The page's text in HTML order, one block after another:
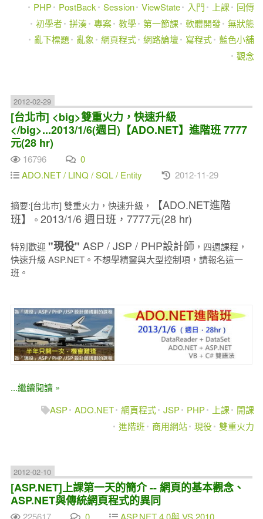
PHP
PostBack Session ViewState 入門 上課
回傳
初學者 拼湊 專案 教學 第一節課 軟體開發 無狀態
亂下標題
亂象 網頁程式 網路論壇 寫程式 藍色小舖
觀念
2012-02-29
[台北市] <big>雙重火力，快速升級
</big>...2013/1/6(週日)【ADO.NET】進階班 7777
元(28 hr)
16796
0
ADO.NET / LINQ / SQL / Entity
2012-11-29
摘要:[台北市] 雙重火力，快速升級，
【ADO.NET進階
班】
。 2013/1/6 週日班，7777元(28 hr)
特別歡迎 "現役" ASP / JSP / PHP設計師，四週課程，
快速升級 ASP.NET。不想學精靈與大型控制項，請報名這一
班。
...繼續閱讀 »
ASP ADO.NET 網頁程式 JSP PHP 上課
開課
進階班
商用網站 現役 雙重火力
2012-02-10
[ASP.NET]上課第一天的簡介 -- 網頁的基本觀念、
ASP.NET與傳統網頁程式的異同
225617 0 ASP.NET 4.0與 VS 2010